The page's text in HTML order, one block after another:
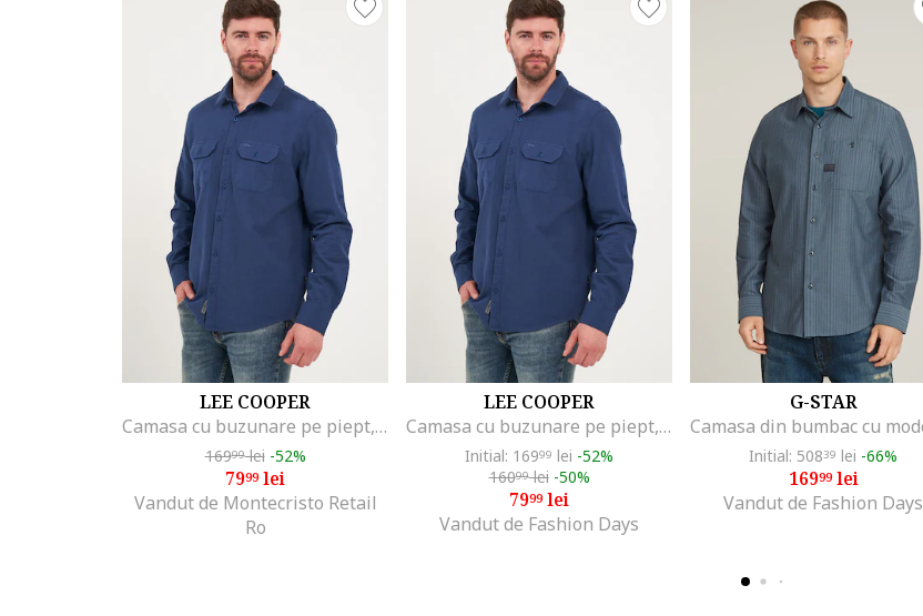
LEE COOPER
Camasa cu buzunare pe piept, Bleumarin
16999lei -52%
7999lei
Vandut de Montecristo Retail
Ro
LEE COOPER
Camasa cu buzunare pe piept, Bleumarin
Initial: 16999 lei -52%
16099lei -50%
7999lei
Vandut de Fashion Days
G-STAR
Initial: 50839 lei -66%
16999lei
Vandut de Fashion Days